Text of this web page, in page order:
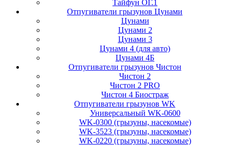
Тайфун ОГ.1
Отпугиватели грызунов Цунами
Цунами
Цунами 2
Цунами 3
Цунами 4 (для авто)
Цунами 4Б
Отпугиватели грызунов Чистон
Чистон 2
Чистон 2 PRO
Чистон 4 Биостраж
Отпугиватели грызунов WK
Универсальный WK-0600
WK-0300 (грызуны, насекомые)
WK-3523 (грызуны, насекомые)
WK-0220 (грызуны, насекомые)